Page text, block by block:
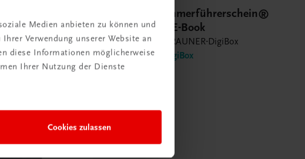
Medien anbieten zu können und
Verwendung unserer Website an
diese Informationen möglicherweise
Ihrer Nutzung der Dienste
Cookies zulassen
– E-
DigiBox
Der Unternehmerführerschein®
– Modul B – E-Book
E-Book in der TRAUNER-DigiBox
TRAUNER-DigiBox